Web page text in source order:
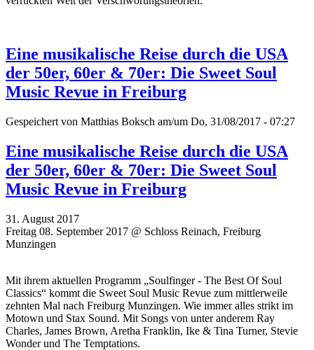
Eine musikalische Reise durch die USA
der 50er, 60er & 70er: Die Sweet Soul
Music Revue in Freiburg
Gespeichert von Matthias Boksch am/um Do, 31/08/2017 - 07:27
Eine musikalische Reise durch die USA
der 50er, 60er & 70er: Die Sweet Soul
Music Revue in Freiburg
31. August 2017
Freitag 08. September 2017 @ Schloss Reinach, Freiburg
Munzingen
Mit ihrem aktuellen Programm „Soulfinger - The Best Of Soul
Classics“ kommt die Sweet Soul Music Revue zum mittlerweile
zehnten Mal nach Freiburg Munzingen. Wie immer alles strikt im
Motown und Stax Sound. Mit Songs von unter anderem Ray
Charles, James Brown, Aretha Franklin, Ike & Tina Turner, Stevie
Wonder und The Temptations.